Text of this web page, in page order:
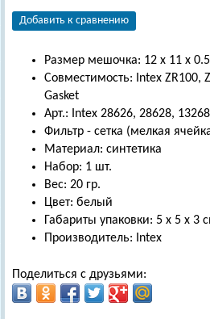
Добавить к сравнению
Размер мешочка: 12 х 11 х
Совместимость: Intex ZR100,
Gasket
Арт.: Intex 28626, 28628, 13268
Фильтр - сетка (мелкая
Материал: синтетика
Набор: 1 шт.
Вес: 20 гр.
Цвет: белый
Габариты упаковки: 5 х 5 х 3
Производитель: Intex
Поделиться с друзьями: